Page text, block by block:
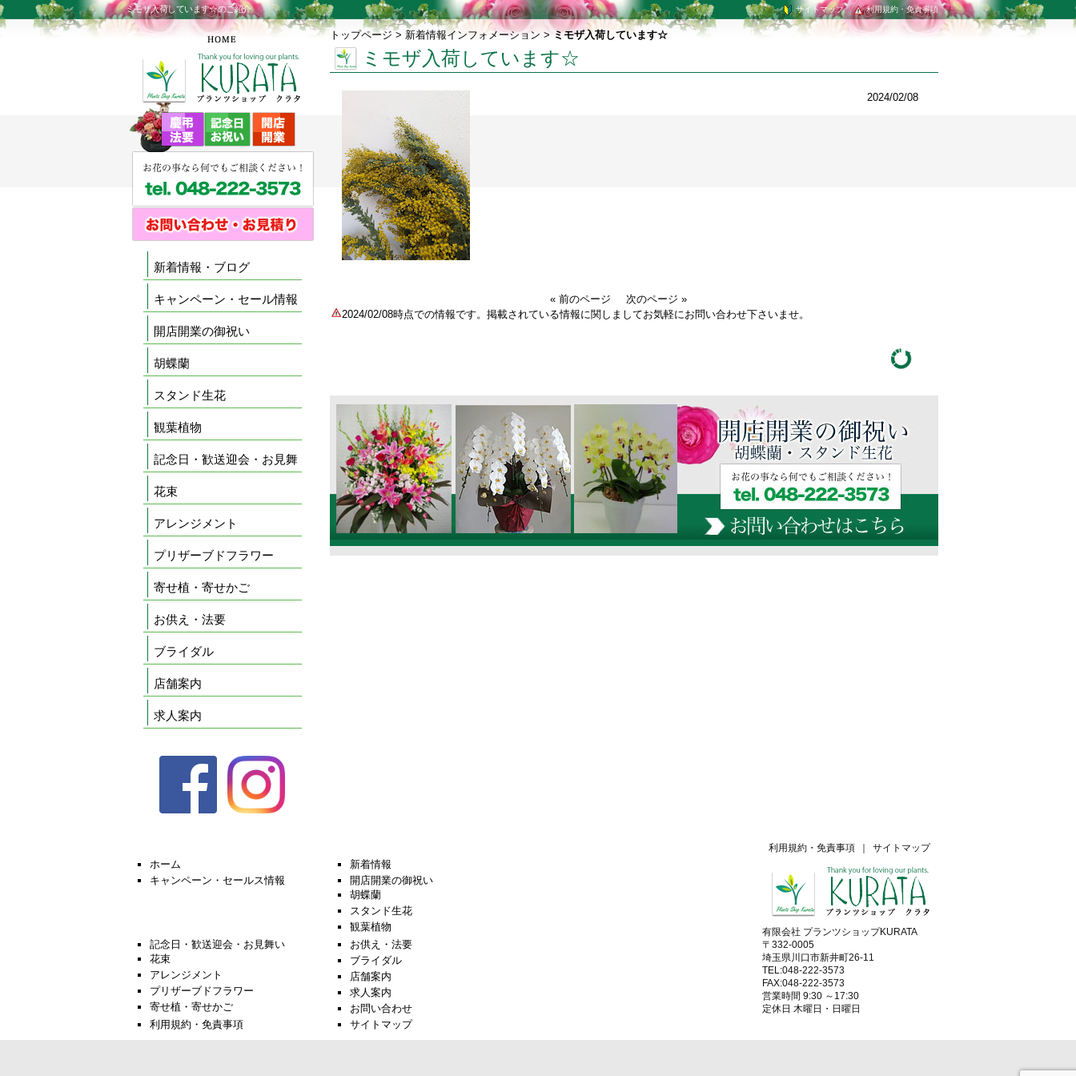
ミモザ入荷しています☆のご紹介 利用規約・免責事項
サイトマップ
トップページ > 新着情報インフォメーション > ミモザ入荷しています☆
ミモザ入荷しています☆
2024/02/08
« 前のページ
次のページ »
2024/02/08時点での情報です。掲載されている情報に関しましてお気軽にお問い合わせ下さいませ。
新着情報・ブログ
キャンペーン・セール情報
開店開業の御祝い
胡蝶蘭
スタンド生花
観葉植物
記念日・歓送迎会・お見舞
花束
アレンジメント
プリザーブドフラワー
寄せ植・寄せかご
お供え・法要
ブライダル
店舗案内
求人案内
ホーム
新着情報
キャンペーン・セールス情報
開店開業の御祝い
胡蝶蘭
スタンド生花
観葉植物
記念日・歓送迎会・お見舞い
花束
アレンジメント
プリザーブドフラワー
寄せ植・寄せかご
お供え・法要
ブライダル
店舗案内
求人案内
お問い合わせ
利用規約・免責事項
サイトマップ
サイトマップ
利用規約・免責事項
有限会社 プランツショップKURATA
〒332-0005
埼玉県川口市新井町26-11
TEL:048-222-3573
FAX:048-222-3573
営業時間 9:30 ～17:30
定休日 木曜日・日曜日